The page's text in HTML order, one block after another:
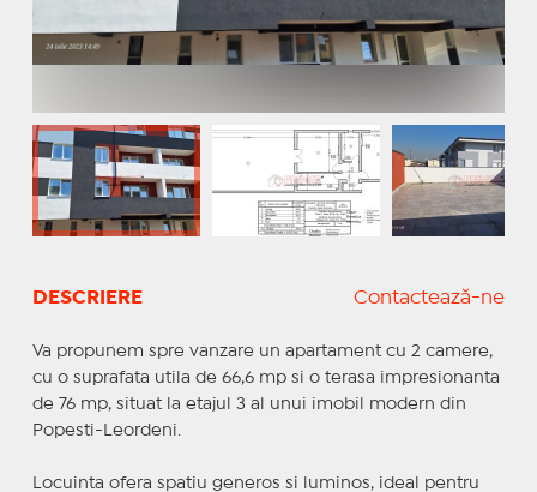
DESCRIERE Contactează-ne
Va propunem spre vanzare un apartament cu 2 camere,
cu o suprafata utila de 66,6 mp si o terasa impresionanta
de 76 mp, situat la etajul 3 al unui imobil modern din
Popesti-Leordeni.
Locuinta ofera spatiu generos si luminos, ideal pentru